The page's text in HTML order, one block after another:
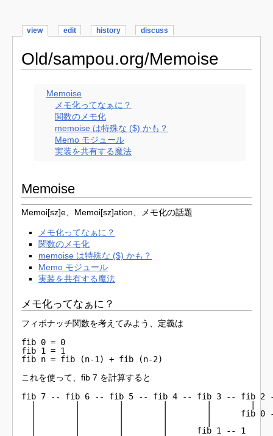
view edit history discuss
Old/sampou.org/Memoise
Memoise
メモ化ってなぁに？
関数のメモ化
memoise は特殊な ($) かも？
Memo モジュール
実装を共有する魔法
Memoise
Memoi[sz]e、Memoi[sz]ation、メモ化の話題
メモ化ってなぁに？
関数のメモ化
memoise は特殊な ($) かも？
Memo モジュール
実装を共有する魔法
メモ化ってなぁに？
フィボナッチ関数を考えてみよう、定義は
fib 0 = 0
fib 1 = 1
fib n = fib (n-1) + fib (n-2)
これを使って、fib 7 を計算すると
fib 7 -- fib 6 -- fib 5 -- fib 4 -- fib 3 -- fib 2
|        |        |        |        |
|        |        |        |